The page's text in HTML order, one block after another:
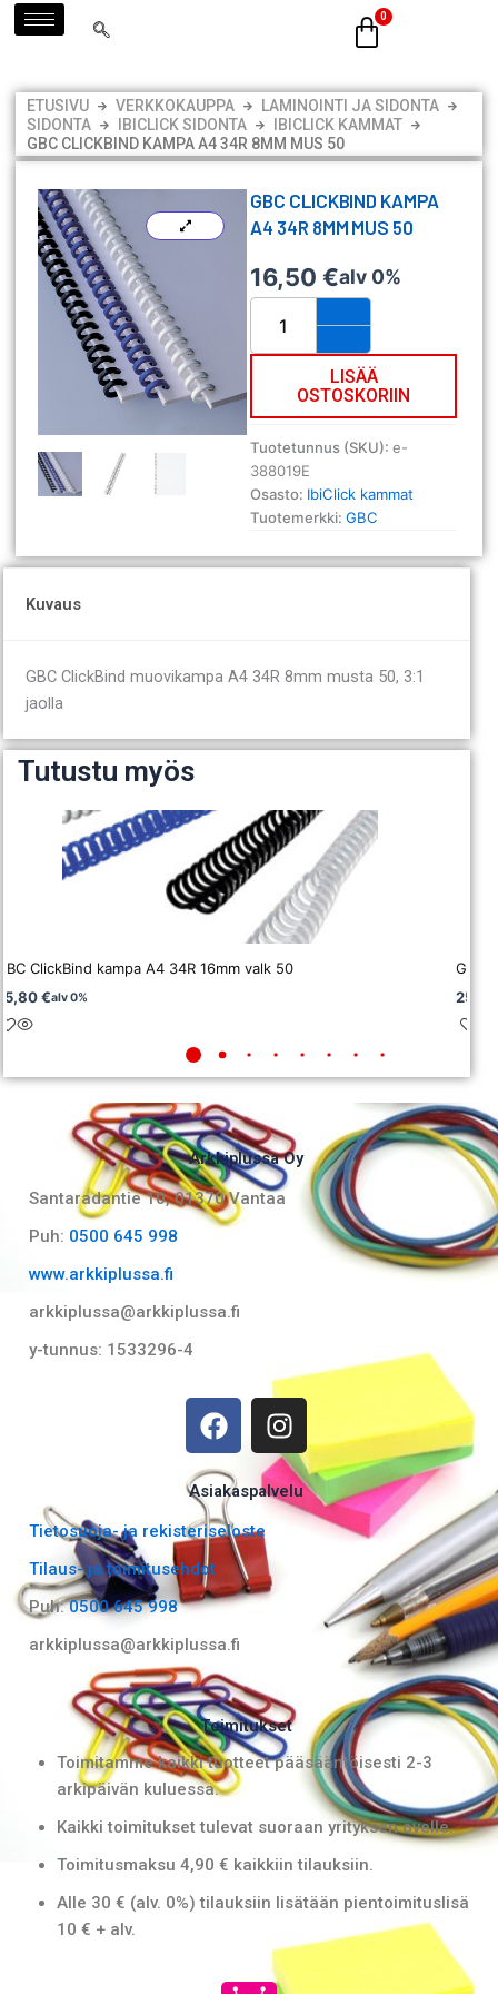
Siirry
sisältöön
ETUSIVU VERKKOKAUPPA
LAMINOINTI JA SIDONTA
SIDONTA
IBICLICK SIDONTA
IBICLICK KAMMAT
GBC CLICKBIND KAMPA A4 34R 8MM MUS 50
GBC CLICKBIND KAMPA
A4 34R 8MM MUS 50
16,50€alv 0%
GBC
ClickBind
kampa
8mm
mus
50
määrä
LISÄÄ
OSTOSKORIIN
Tuotetunnus (SKU):e-
388019E
Osasto: IbiClick kammat
Tuotemerkki:GBC
Kuvaus
GBC ClickBind muovikampa A4 34R 8mm musta 50, 3:1
jaolla
Tutustu myös
ClickBind kampa A4 34R 16mm valk 50
€alv 0%
GBC
Arkkiplussa Oy
Santaradantie 10, 01370 Vantaa​
Puh: 0500 645 998
www.arkkiplussa.fi
arkkiplussa@arkkiplussa.fi
y-tunnus: 1533296-4
F
a
c
e
b
o
o
k
I
n
s
t
a
Asiakaspalvelu
Tietosuoja- ja rekisteriseloste
Tilaus- ja toimitusehdot
Puh:0500 645 998
arkkiplussa@arkkiplussa.fi
Toimitukset
Toimitamme kaikki tuotteet pääsääntöisesti 2-3
arkipäivän kuluessa.
Kaikki toimitukset tulevat suoraan yrityksen ovelle.
Toimitusmaksu 4,90 € kaikkiin tilauksiin.
Alle 30 € (alv. 0%) tilauksiin lisätään pientoimituslisä
10 € + alv.